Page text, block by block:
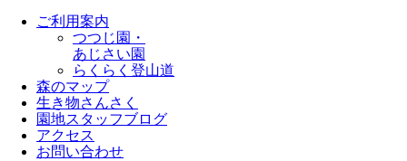
ご利用案内
つつじ園・
あじさい園
らくらく登山道
森のマップ
生き物さんさく
園地スタッフブログ
アクセス
お問い合わせ